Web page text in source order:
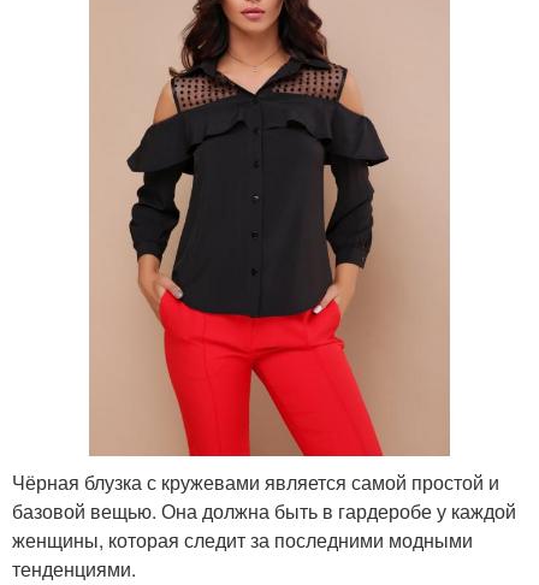
Чёрная блузка с кружевами является самой простой и
базовой вещью. Она должна быть в гардеробе у каждой
женщины, которая следит за последними модными
тенденциями.